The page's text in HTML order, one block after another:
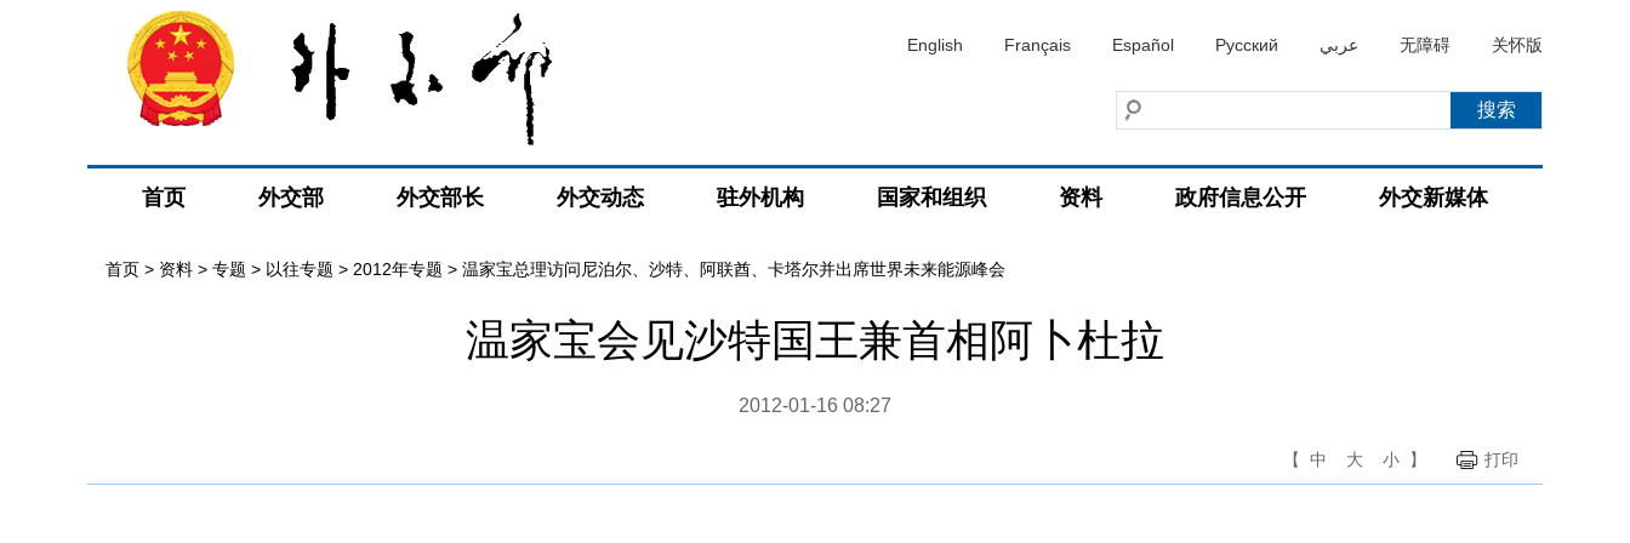
English Français Español Русский عربي 无障碍 关怀版
首页 外交部 外交部长 外交动态 驻外机构 国家和组织 资料 政府信息公开 外交新媒体
首页 > 资料 > 专题 > 以往专题 > 2012年专题 > 温家宝总理访问尼泊尔、沙特、阿联酋、卡塔尔并出席世界未来能源峰会
温家宝会见沙特国王兼首相阿卜杜拉
2012-01-16 08:27
【 中 大 小 】 打印